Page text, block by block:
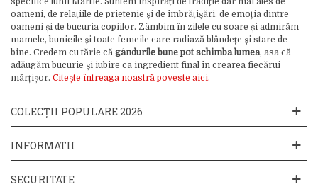
oameni, de relațiile de prietenie și de îmbrățișări, de emoția dintre
oameni și de bucuria copiilor. Zâmbim în zilele cu soare și admirăm
mamele, bunicile și toate femeile care radiază blândețe și stare de
bine. Credem cu tărie că gândurile bune pot schimba lumea, asa că
adăugăm bucurie și iubire ca ingredient final în crearea fiecărui
mărțișor. Citește întreaga noastră poveste aici.
COLECȚII POPULARE 2026
INFORMATII
SECURITATE